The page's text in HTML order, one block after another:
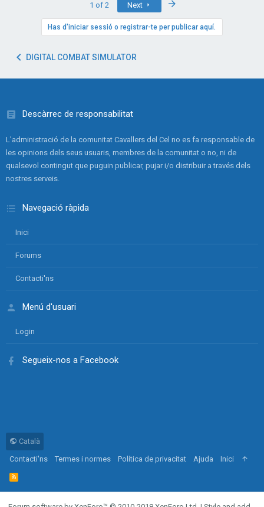
1 of 2 Next
Has d'iniciar sessió o registrar-te per publicar aquí.
DIGITAL COMBAT SIMULATOR
Descàrrec de responsabilitat
L'administració de la comunitat Cavallers del Cel no es fa responsable de
les opinions dels seus usuaris, membres de la comunitat o no, ni de
qualsevol contingut que puguin publicar, pujar i/o distribuir a través dels
nostres serveis.
Navegació ràpida
Inici
Forums
Contacti'ns
Menú d'usuari
Login
Segueix-nos a Facebook
Català
Contacti'ns
Termes i normes Política de privacitat Ajuda Inici
R
S
S